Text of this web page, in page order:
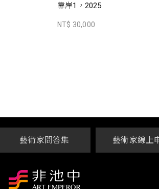
靠岸1，2025
NT$ 30,000
藝術家問答集 藝術家線上